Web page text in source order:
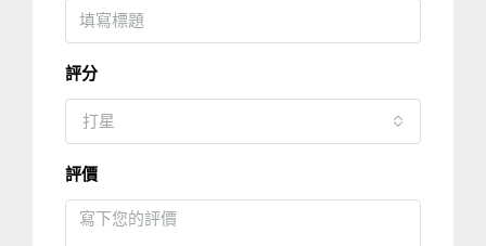
評分
打星
評價